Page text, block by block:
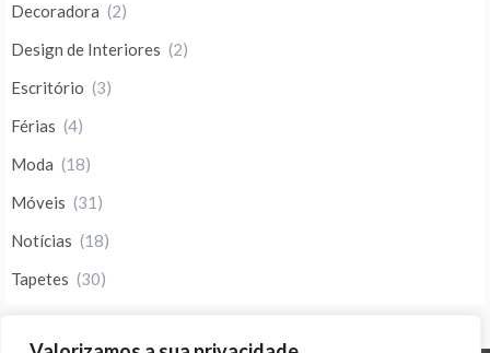
Decoradora (2)
Design de Interiores (2)
Escritório (3)
Férias (4)
Moda (18)
Móveis (31)
Notícias (18)
Tapetes (30)